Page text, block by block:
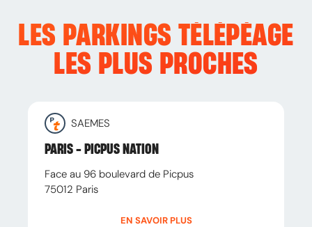
LES PARKINGS TÉLÉPÉAGE
LES PLUS PROCHES
SAEMES
PARIS - PICPUS NATION
Face au 96 boulevard de Picpus
75012 Paris
EN SAVOIR PLUS